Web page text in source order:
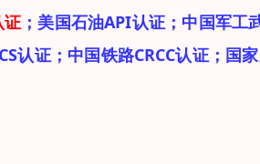
证 ；美国石油API认证；中国军
认证；中国铁路CRCC认证；国